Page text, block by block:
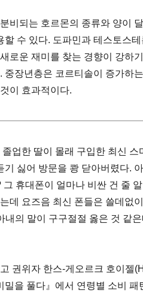
비되는 호르몬의 종류와 양이
수 있다. 도파민과 테스토스
로운 재미를 찾는 경향이 강하
중장년층은 코르티솔이 증가하
이 효과적이다.
업한 딸이 몰래 구입한 최신
싫어 방문을 쾅 닫아버렸다.
그 휴대폰이 얼마나 비싼 건 줄
데 요즈음 최신 폰들은 쓸데없
의 말이 구구절절 옳은 것 같
권위자 한스-게오르크 호이젤
밀을 풀다』에서 연령별 소비 패